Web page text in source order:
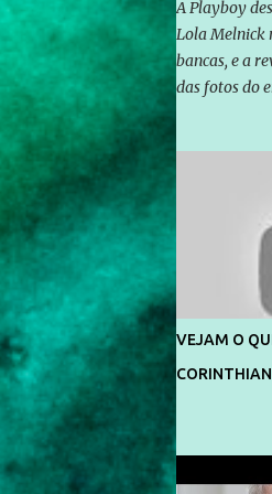
A Playboy
Lola Melnick
bancas, e a
das fotos do
divulga capa
Melnick -
VEJAM O